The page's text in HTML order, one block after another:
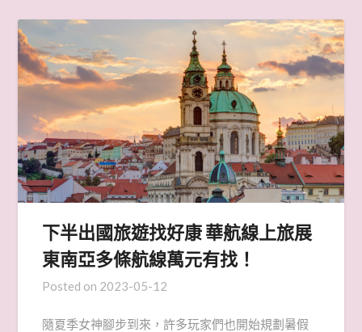
下半出國旅遊找好康 華航線上旅展
東南亞多條航線萬元有找！
Posted on 2023-05-12
隨夏季女神腳步到來，許多玩家們也開始規劃暑假